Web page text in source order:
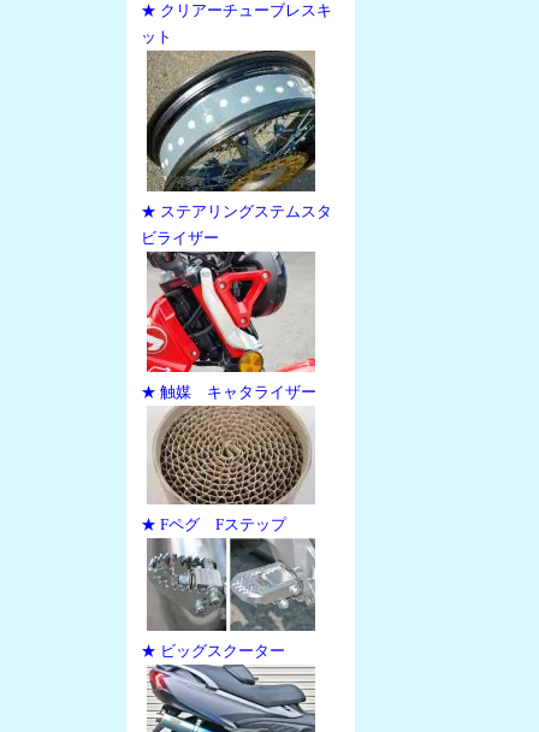
★ クリアーチューブレスキ
ット
★ ステアリングステムスタ
ビライザー
★ 触媒 キャタライザー
★ Fペグ Fステップ
★ ビッグスクーター